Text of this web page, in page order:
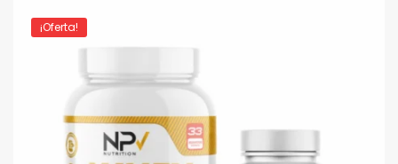
¡Oferta!